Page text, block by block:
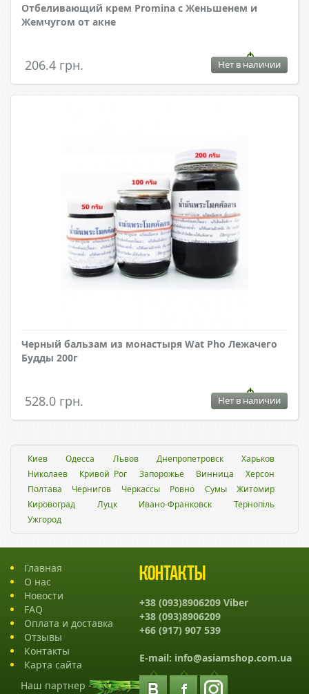
Отбеливающий крем Promina с Женьшенем и
Жемчугом от акне
206.4 грн. Нет в наличии
Черный бальзам из монастыря Wat Pho Лежачего
Будды 200г
528.0 грн. Нет в наличии
Киев Одесса Львов Днепропетровск
Харьков
Николаев
Кривой Рог Запорожье Винница
Херсон
Полтава
Чернигов Черкассы Ровно Сумы
Житомир
Кировоград
Луцк Ивано-Франковск
Тернопіль
Ужгород
Главная
О нас
Новости
FAQ
Оплата и доставка
Отзывы
Контакты
Карта сайта
Наш партнер -
Контакты
+38 (093)8906209 Viber
+38 (093)8906209
+66 (917) 907 539
E-mail: info@asiamshop.com.ua